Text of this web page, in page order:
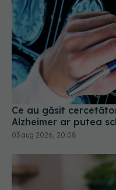
Ce au găsit
Alzheimer ar putea
03 aug 2026, 20:08